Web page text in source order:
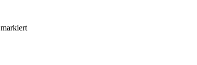
markiert